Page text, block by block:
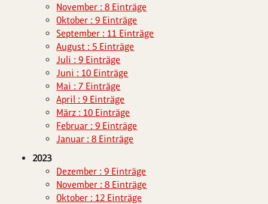
November : 8 Einträge
Oktober : 9 Einträge
September : 11 Einträge
August : 5 Einträge
Juli : 9 Einträge
Juni : 10 Einträge
Mai : 7 Einträge
April : 9 Einträge
März : 10 Einträge
Februar : 9 Einträge
Januar : 8 Einträge
2023
Dezember : 9 Einträge
November : 8 Einträge
Oktober : 12 Einträge